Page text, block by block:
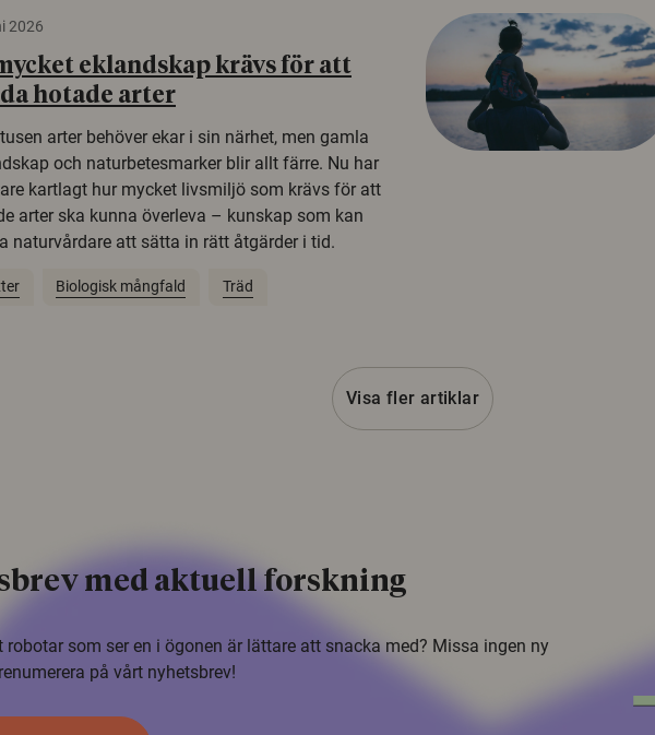
2026
eklandskap krävs för att
hotade arter
arter behöver ekar i sin närhet, men gamla
och naturbetesmarker blir allt färre. Nu har
kartlagt hur mycket livsmiljö som krävs för att
arter ska kunna överleva – kunskap som kan
naturvårdare att sätta in rätt åtgärder i tid.
Biologisk mångfald Träd
Visa fler artiklar
med aktuell forskning
robotar som ser en i ögonen är lättare att snacka med? Missa ingen ny
på vårt nyhetsbrev!